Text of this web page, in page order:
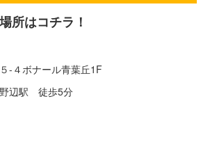
所はコチラ！
-４ボナール青葉丘1F
辺駅 徒歩5分